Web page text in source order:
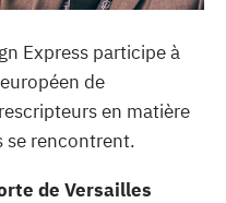
Express participe à
de
en matière
se rencontrent.
de Versailles